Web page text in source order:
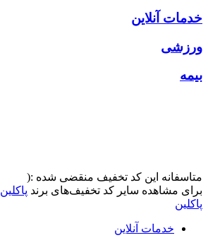
خدمات آنلاین
ورزشی
بیمه
متاسفانه این کد تخفیف منقضی شده :(
برای مشاهده سایر کد تخفیف‌های برند پاکلین
پاکلین
خدمات آنلاین